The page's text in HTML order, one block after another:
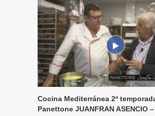
Cocina Mediterránea 2ª
Panettone JUANFRAN ASENCIO